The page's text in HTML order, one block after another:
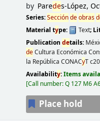
by Paredes-López,
Series:Seccióndeobras
Material type: Text;
Publication details:
deCultura Económica
la República CONACyT
Availability:Items
Call number:Q 127 M6
Place hold